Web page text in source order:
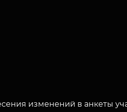
изменений в анкеты